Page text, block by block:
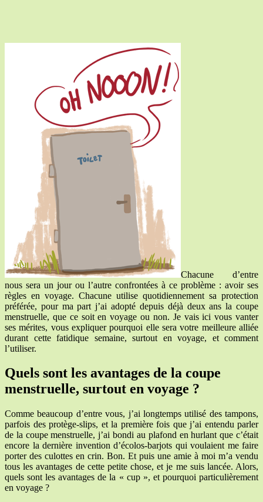
Chacune d’entre
nous sera un jour ou l’autre confrontées à ce problème : avoir ses
règles en voyage. Chacune utilise quotidiennement sa protection
préférée, pour ma part j’ai adopté depuis déjà deux ans la coupe
menstruelle, que ce soit en voyage ou non. Je vais ici vous vanter
ses mérites, vous expliquer pourquoi elle sera votre meilleure alliée
durant cette fatidique semaine, surtout en voyage, et comment
l’utiliser.
Quels sont les avantages de la coupe
menstruelle, surtout en voyage ?
Comme beaucoup d’entre vous, j’ai longtemps utilisé des tampons,
parfois des protège-slips, et la première fois que j’ai entendu parler
de la coupe menstruelle, j’ai bondi au plafond en hurlant que c’était
encore la dernière invention d’écolos-barjots qui voulaient me faire
porter des culottes en crin. Bon. Et puis une amie à moi m’a vendu
tous les avantages de cette petite chose, et je me suis lancée. Alors,
quels sont les avantages de la « cup », et pourquoi particulièrement
en voyage ?